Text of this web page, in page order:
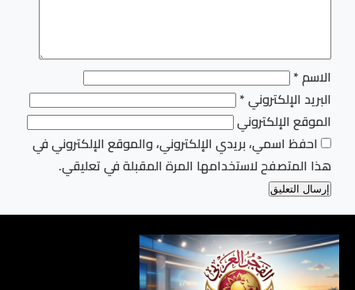
الاسم*
البريد الإلكتروني*
الموقع الإلكتروني
احفظ اسمي، بريدي الإلكتروني، والموقع الإلكتروني في
هذا المتصفح لاستخدامها المرة المقبلة في تعليقي.